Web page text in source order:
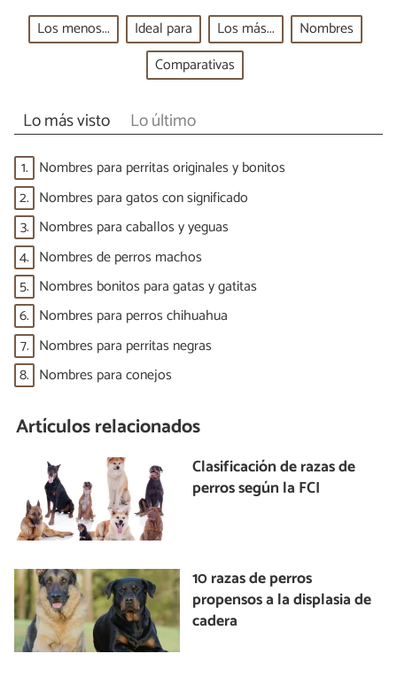
Los menos... Ideal para Los más...
Nombres
Comparativas
Lo más visto Lo último
1. Nombres para perritas originales y bonitos
2. Nombres para gatos con significado
3. Nombres para caballos y yeguas
4. Nombres de perros machos
5. Nombres bonitos para gatas y gatitas
6. Nombres para perros chihuahua
7. Nombres para perritas negras
8. Nombres para conejos
Artículos relacionados
Clasificación de razas de
perros según la FCI
10 razas de perros
propensos a la displasia de
cadera